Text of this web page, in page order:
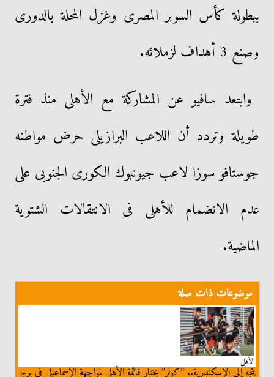
ببطولة كأس السوبر المصرى وغزل المحلة بالدورى
وصنع 3 أهداف لزملائه.
وابتعد سافيو عن المشاركة مع الأهلى منذ فترة
طويلة وتردد أن اللاعب البرازيلى حرض مواطنه
جوستافو سوزا لاعب جيونبوك الكورى الجنوبى على
عدم الانضمام للأهلى فى الانتقالات الشتوية
الماضية.
موضوعات ذات صلة
الأهلي
يتجه إلى الإسكندرية.. ”كولر” يختار قائمة الأهلي لمواجهة الإسماعيلي في برج